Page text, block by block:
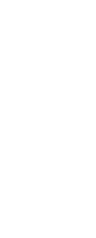
sa
zo
báze
a